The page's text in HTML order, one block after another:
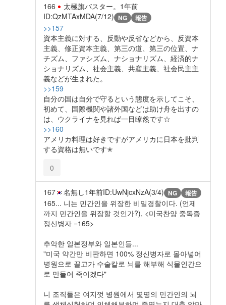
166 太極旗バスター。 1年前
ID:QzMTAxMDA(7/12) NG 報告
>>157
資本主義に対する、反動や反省などから、反資本
主義、修正資本主義、第三の道、第三の位置、ナ
チズム、ファシズム、ナショナリズム、経済的ナ
ショナリズム、社会主義、共産主義、社会民主主
義などが生まれた。
>>159
自分の国は自分で守るという態度を示してこそ、
初めて、国際機関や諸外国などは助け舟を出すの
は、ウクライナを見れば一目瞭然です☆
>>160
アメリカ料理は好きですがアメリカに日本を批判
する資格は無いです✭
0
167 名無し1年前ID:UwNjcxNzA(3/4) NG 報告
165... 니는 민간인을 위장한 비밀경찰이다. (언제
까지 민간인을 위장할 것인가?), <미국찬양 중독증
정신병자 =165>
추악한 일본정부와 일본인들...
"미국 약간만 비판하면 100% 정신병자로 몰아넣어
병원으로 끌고가 수술칼로 뇌를 해부해 식물인간으
로 만들어 죽이겠다"
니 조직들은 여지껏 병원에서 몇명의 민간인의 뇌